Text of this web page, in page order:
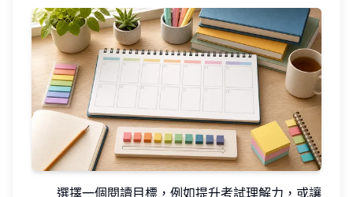
選擇一個閱讀目標，例如提升考試理解力，或讓